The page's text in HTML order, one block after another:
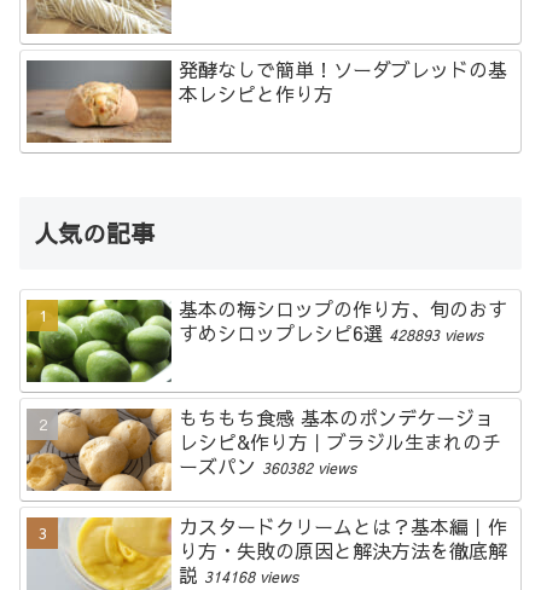
発酵なしで簡単！ソーダブレッドの基
本レシピと作り方
人気の記事
基本の梅シロップの作り方、旬のおす
すめシロップレシピ6選 428893 views
もちもち食感 基本のポンデケージョ
レシピ&作り方｜ブラジル生まれのチ
ーズパン 360382 views
カスタードクリームとは？基本編｜作
り方・失敗の原因と解決方法を徹底解
説 314168 views